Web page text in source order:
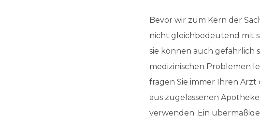
Bevor wir zum Kern der
nicht gleichbedeutend mit
sie können auch gefährlich
medizinischen Problemen
fragen Sie immer Ihren
aus zugelassenen
verwenden. Ein